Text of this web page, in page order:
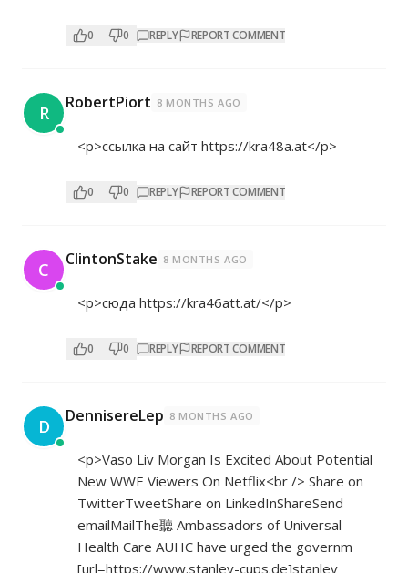
0 0 REPLY REPORT COMMENT
R RobertPiort 8 MONTHS AGO
<p>ссылка на сайт https://kra48a.at</p>
0 0 REPLY REPORT COMMENT
C ClintonStake 8 MONTHS AGO
<p>сюда https://kra46att.at/</p>
0 0 REPLY REPORT COMMENT
D DennisereLep 8 MONTHS AGO
<p>Vaso Liv Morgan Is Excited About Potential
New WWE Viewers On Netflix<br /> Share on
TwitterTweetShare on LinkedInShareSend
emailMailThe聽 Ambassadors of Universal
Health Care AUHC have urged the governm
[url=https://www.stanley-cups.de]stanley